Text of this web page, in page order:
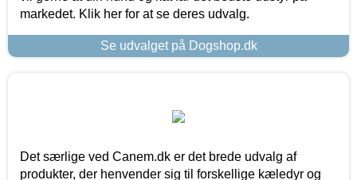
markedet. Klik her for at se deres udvalg.
Se udvalget på Dogshop.dk
Det særlige ved Canem.dk er det brede udvalg af
produkter, der henvender sig til forskellige kæledyr og